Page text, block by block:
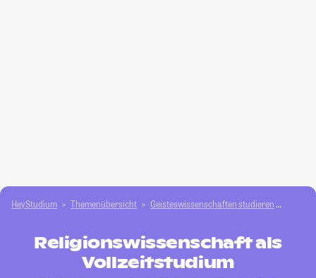
HeyStudium Themenübersicht Geisteswissenschaften studieren
Religionswissenschaft als
Vollzeitstudium